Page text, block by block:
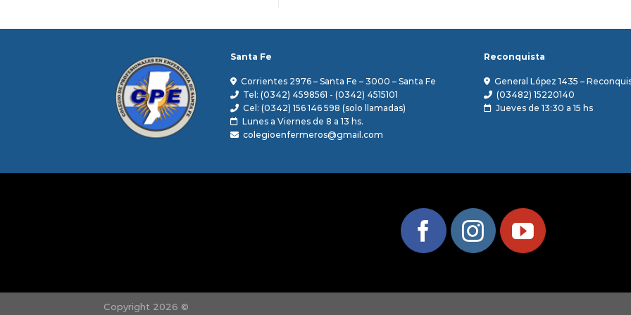
Santa Fe
Corrientes 2976 – Santa Fe – 3000 – Santa Fe
Tel: (0342) 4598561 - (0342) 4515101
Cel: (0342) 156 146 598 (solo llamadas)
Lunes a Viernes de 8 a 13 hs.
colegioenfermeros@gmail.com
Reconquista
General López 1435 –
(03482) 15220140
Jueves de 13:30 a 15 hs
Copyright 2026 ©